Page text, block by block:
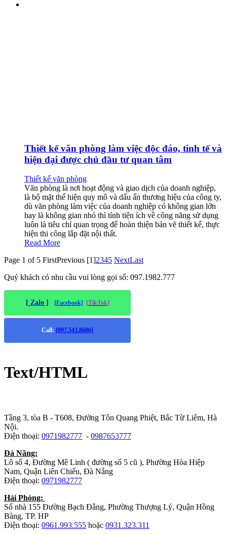
Thiết kế văn phòng làm việc độc đáo, tinh tế và
hiện đại được chủ đầu tư quan tâm
Thiết kế văn phòng
Văn phòng là nơi hoạt động và giao dịch của doanh nghiệp,
là bộ mặt thể hiện quy mô và dấu ấn thương hiệu của công ty,
dù văn phòng làm việc của doanh nghiệp có không gian lớn
hay là không gian nhỏ thì tính tiện ích về công năng sử dụng
luôn là tiêu chí quan trọng để hoàn thiện bản vẽ thiết kế, thực
hiện thi công lắp đặt nội thất.
Read More
Page 1 of 5 FirstPrevious [1]2345 NextLast
Quý khách có nhu cầu vui lòng gọi số: 097.1982.777
[ Zalo ] [Facebook] [TikTok]
Call: [097.543.8686]
Text/HTML
Tầng 3, tòa B - T608, Đường Tôn Quang Phiệt, Bắc Từ Liêm, Hà
Nội.
Điện thoại: 0971982777 - 0987653777
Đà Năng:
Lô số 4, Đường Mê Linh ( đường số 5 cũ ), Phường Hòa Hiệp
Nam, Quận Liên Chiểu, Đà Nẵng
Điện thoại: 0971982777
Hải Phòng:
Số nhà 155 Đường Bạch Đằng, Phường Thượng Lý, Quận Hồng
Bàng, TP. HP
Điện thoại: 0961.993.555 hoặc 0931.323.311